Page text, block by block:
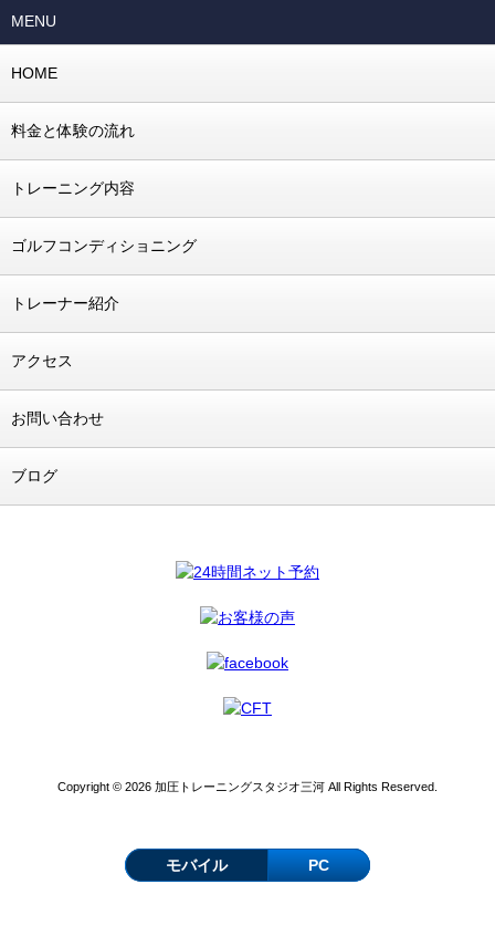
MENU
HOME
料金と体験の流れ
トレーニング内容
ゴルフコンディショニング
トレーナー紹介
アクセス
お問い合わせ
ブログ
Copyright © 2026 加圧トレーニングスタジオ三河 All Rights Reserved.
モバイル PC